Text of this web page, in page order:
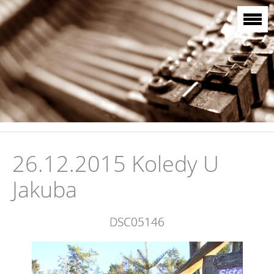
26.12.2015 Koledy U
Jakuba
DSC05146